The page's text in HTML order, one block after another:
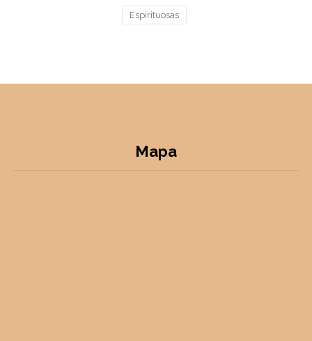
Espirituosas
Mapa